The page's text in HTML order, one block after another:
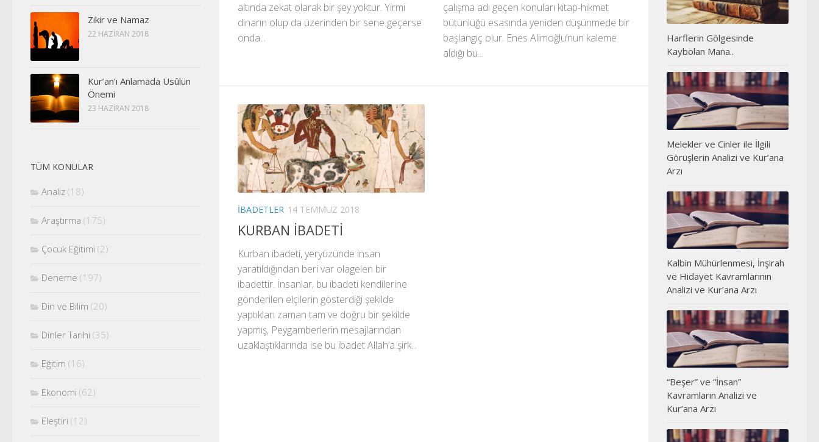
altında zekat olarak bir şey yoktur. Yirmi
dinarın olup da üzerinden bir sene geçerse
onda...
çalışma adı geçen konuları kitap-hikmet
bütünlüğü esasında yeniden düşünmede bir
başlangıç olur. Enes Alimoğlu’nun kaleme
aldığı bu...
İBADETLER 14 TEMMUZ 2018
KURBAN İBADETİ
Kurban ibadeti, yeryüzünde insan
yaratıldığından beri var olagelen bir
ibadettir. İnsanlar, bu ibadeti kendilerine
gönderilen elçilerin gösterdiği şekilde
yaptıkları zaman tam ve doğru bir şekilde
yapmış, Peygamberlerin mesajlarından
uzaklaştıklarında ise bu ibadet Allah’a şirk...
Zikir ve Namaz
22 HAZIRAN 2018
Kur’an’ı Anlamada Usûlün
Önemi
23 HAZIRAN 2018
TÜM KONULAR
Analiz (18)
Araştırma (175)
Çocuk Eğitimi (2)
Deneme (197)
Din ve Bilim (20)
Dinler Tarihi (35)
Eğitim (16)
Ekonomi (62)
Eleştiri (12)
Harflerin Gölgesinde
Kaybolan Mana..
Melekler ve Cinler ile İlgili
Görüşlerin Analizi ve Kur’ana
Arzı
Kalbin Mühürlenmesi, İnşirah
ve Hidayet Kavramlarının
Analizi ve Kur’ana Arzı
“Beşer” ve “İnsan”
Kavramların Analizi ve
Kur’ana Arzı